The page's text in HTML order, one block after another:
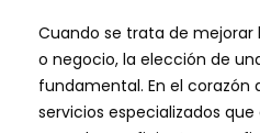
Cuando se trata de mejorar
o negocio, la elección de
fundamental. En el corazón
servicios especializados